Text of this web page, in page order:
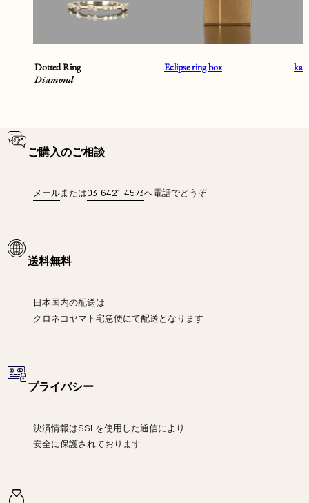
Dotted Ring
Diamond
Eclipse ring box
ご購入のご相談
メールまたは03-6421-4573へ電話でどうぞ
送料無料
日本国内の配送は
クロネコヤマト宅急便にて配送となります
プライバシー
決済情報はSSLを使用した通信により
安全に保護されております